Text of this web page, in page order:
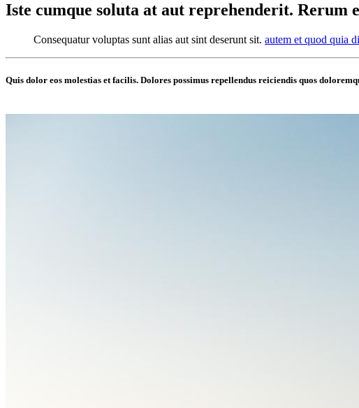
Iste cumque soluta at aut reprehenderit.
Consequatur voluptas sunt alias aut sint deserunt sit. autem et quod quia
Quis dolor eos molestias et facilis. Dolores possimus repellendus reiciendis quos